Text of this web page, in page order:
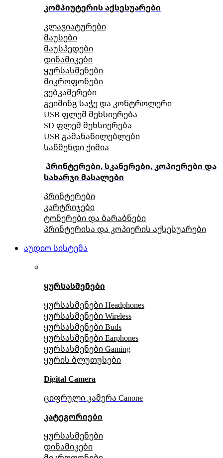
კომპიუტერის აქსესუარები
კლავიატურები
მაუსები
მაუსპედები
დინამიკები
ყურსასმენები
მიკროფონები
ვებკამერები
გეიმინგ საჭე და კონტროლერი
USB ფლეშ მეხსიერება
SD ფლეშ მეხსიერება
USB გამანაწილებლები
საწმენდი ქიმია
პრინტერები, სკანერები, კოპიერები და
სახარჯი მასალები
პრინტერები
კარტრიჯები
ტონერები და ბარაბნები
პრინტერისა და კოპიერის აქსესუარები
აუდიო სისტემა
ყურსასმენები
ყურსასმენები Headphones
ყურსასმენები Wireless
ყურსასმენები Buds
ყურსასმენები Earphones
ყურსასმენები Gaming
ყურის ბლუთუსები
Digital Camera
ციფრული კამერა Сanone
კატეგორიები
ყურსასმენები
დინამიკები